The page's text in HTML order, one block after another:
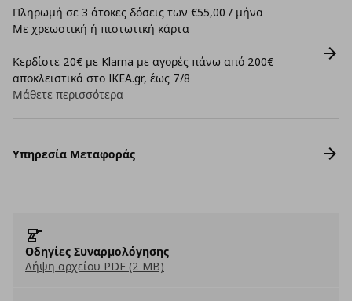
Πληρωμή σε 3 άτοκες δόσεις των €55,00 / μήνα
Με χρεωστική ή πιστωτική κάρτα
Κερδίστε 20€ με Klarna με αγορές πάνω από 200€
αποκλειστικά στο IKEA.gr, έως 7/8
Μάθετε περισσότερα
Υπηρεσία Μεταφοράς
Οδηγίες Συναρμολόγησης
Λήψη αρχείου PDF (2 MB)